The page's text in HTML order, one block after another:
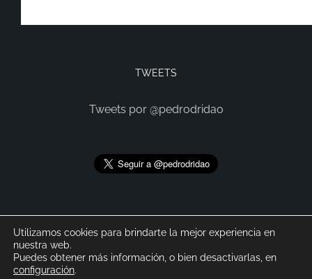
TWEETS
Tweets por @pedrodridao
Utilizamos cookies para brindarte la mejor experiencia en
nuestra web.
Puedes obtener más información, o bien desactivarlas, en
configuración.